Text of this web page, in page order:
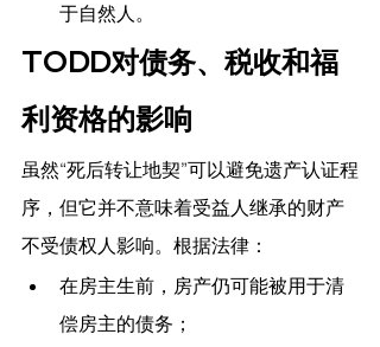
于自然人。
TODD对债务、税收和福
利资格的影响
虽然“死后转让地契”可以避免遗产认证程
序，但它并不意味着受益人继承的财产
不受债权人影响。根据法律：
在房主生前，房产仍可能被用于清
偿房主的债务；